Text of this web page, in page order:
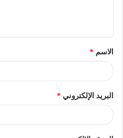
الاسم *
البريد الإلكتروني *